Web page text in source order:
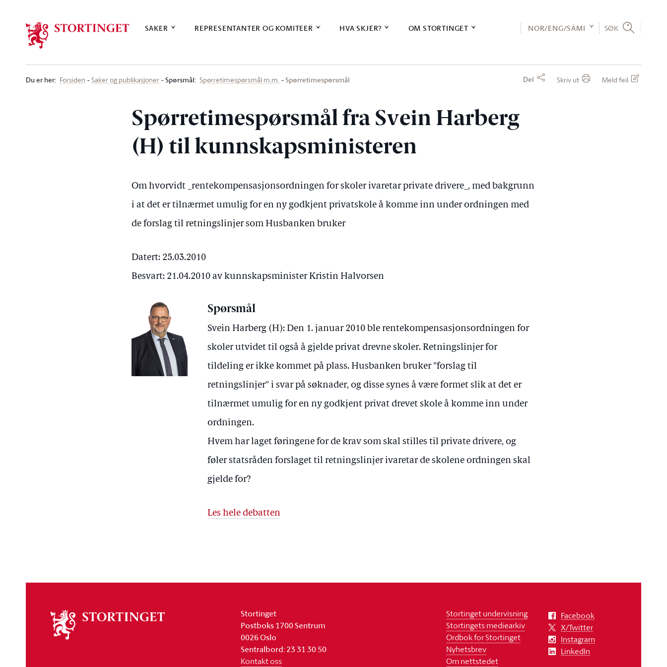
SAKER REPRESENTANTER OG KOMITEER HVA SKJER? OM STORTINGET NOR/ENG/SÁMI SØK
Du er her: Forsiden Saker og publikasjoner Spørsmål: Spørretimespørsmål m.m. Spørretimespørsmål Del Skriv ut Meld feil
Spørretimespørsmål fra Svein Harberg
(H) til kunnskapsministeren
Om hvorvidt _rentekompensasjonsordningen for skoler ivaretar private drivere_, med bakgrunn
i at det er tilnærmet umulig for en ny godkjent privatskole å komme inn under ordningen med
de forslag til retningslinjer som Husbanken bruker
Datert: 25.03.2010
Besvart: 21.04.2010 av kunnskapsminister Kristin Halvorsen
Spørsmål
Svein Harberg (H): Den 1. januar 2010 ble rentekompensasjonsordningen for
skoler utvidet til også å gjelde privat drevne skoler. Retningslinjer for
tildeling er ikke kommet på plass. Husbanken bruker "forslag til
retningslinjer" i svar på søknader, og disse synes å være formet slik at det er
tilnærmet umulig for en ny godkjent privat drevet skole å komme inn under
ordningen.
Hvem har laget føringene for de krav som skal stilles til private drivere, og
føler statsråden forslaget til retningslinjer ivaretar de skolene ordningen skal
gjelde for?
Les hele debatten
stortinget
Stortinget
Postboks 1700 Sentrum
0026 Oslo
Sentralbord: 23 31 30 50
Kontakt oss
Stortinget undervisning
Stortingets mediearkiv
Ordbok for Stortinget
Nyhetsbrev
Om nettstedet
Facebook
X/Twitter
Instagram
LinkedIn